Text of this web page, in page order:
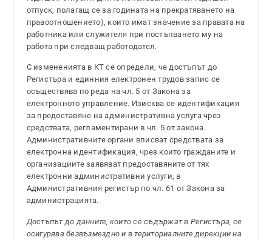
отпуск, полагащ се за годината на прекратяването на
правоотношението), които имат значение за правата на
работника или служителя при постъпването му на
работа при следващ работодател.
С измененията в КТ се определи, че достъпът до
Регистъра и единния електронен трудов запис се
осъществява по реда на чл. 5 от Закона за
електронното управление. Изисква се идентификация
за предоставяне на административна услуга чрез
средствата, регламентирани в чл. 5 от закона.
Административните органи вписват средствата за
електронна идентификация, чрез които гражданите и
организациите заявяват предоставяните от тях
електронни административни услуги, в
Административния регистър по чл. 61 от Закона за
администрацията.
Достъпът до данните, които се съдържат в Регистъра, се
осигурява безвъзмездно и в териториалните дирекции на